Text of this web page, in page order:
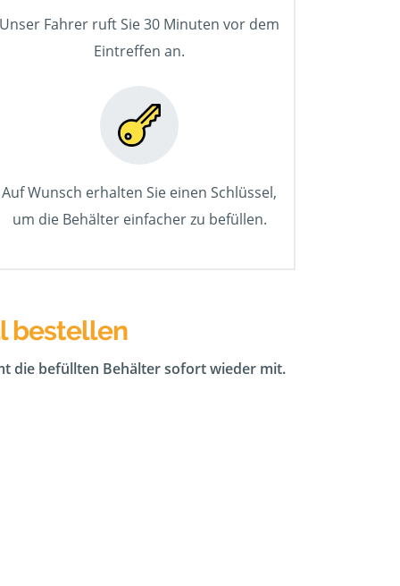
Unser Fahrer ruft Sie 30 Minuten vor dem
Eintreffen an.
Auf Wunsch erhalten Sie einen Schlüssel,
um die Behälter einfacher zu befüllen.
bestellen
die befüllten Behälter sofort wieder mit.